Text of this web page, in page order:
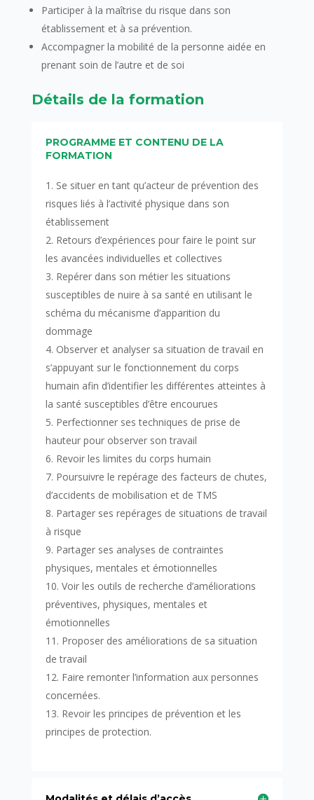
Participer à la maîtrise du risque dans son
établissement et à sa prévention.
Accompagner la mobilité de la personne aidée en
prenant soin de l’autre et de soi
Détails de la formation
PROGRAMME ET CONTENU DE LA
FORMATION
Se situer en tant qu’acteur de prévention des
risques liés à l’activité physique dans son
établissement
Retours d’expériences pour faire le point sur
les avancées individuelles et collectives
Repérer dans son métier les situations
susceptibles de nuire à sa santé en utilisant le
schéma du mécanisme d’apparition du
dommage
Observer et analyser sa situation de travail en
s’appuyant sur le fonctionnement du corps
humain afin d’identifier les différentes atteintes à
la santé susceptibles d’être encourues
Perfectionner ses techniques de prise de
hauteur pour observer son travail
Revoir les limites du corps humain
Poursuivre le repérage des facteurs de chutes,
d’accidents de mobilisation et de TMS
Partager ses repérages de situations de travail
à risque
Partager ses analyses de contraintes
physiques, mentales et émotionnelles
Voir les outils de recherche d’améliorations
préventives, physiques, mentales et
émotionnelles
Proposer des améliorations de sa situation
de travail
Faire remonter l’information aux personnes
concernées.
Revoir les principes de prévention et les
principes de protection.